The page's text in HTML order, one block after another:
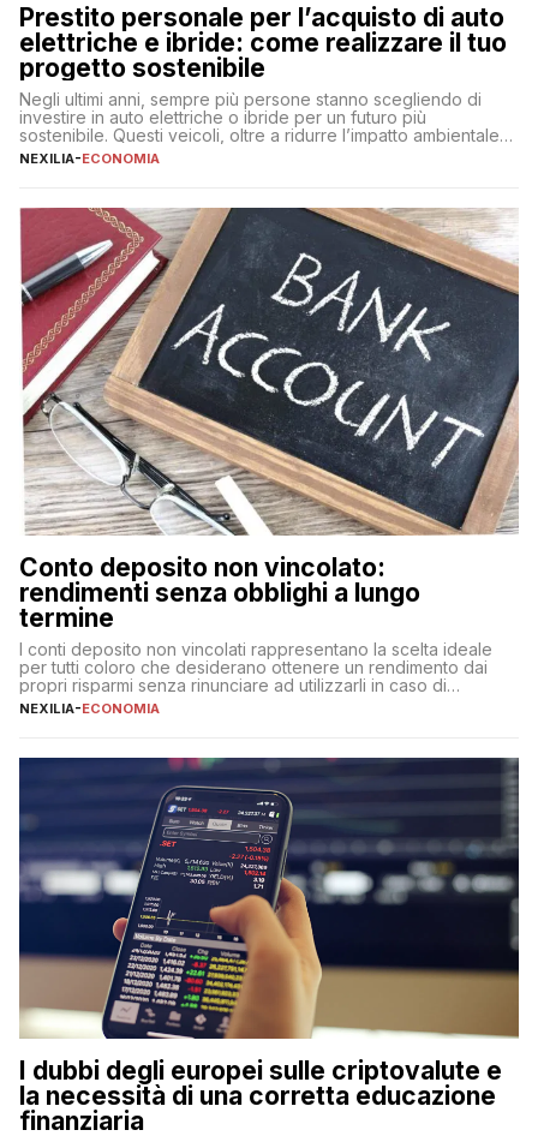
Prestito personale per l’acquisto di auto
elettriche e ibride: come realizzare il tuo
progetto sostenibile
Negli ultimi anni, sempre più persone stanno scegliendo di
investire in auto elettriche o ibride per un futuro più
sostenibile. Questi veicoli, oltre a ridurre l’impatto ambientale,
offrono vantaggi economici a lungo termine, come minori costi
fare se non […]
NEXILIA-ECONOMIA
Conto deposito non vincolato:
rendimenti senza obblighi a lungo
termine
I conti deposito non vincolati rappresentano la scelta ideale
per tutti coloro che desiderano ottenere un rendimento dai
propri risparmi senza rinunciare ad utilizzarli in caso di
necessità. A differenza delle forme vincolate tradizionali,
flessibilità e rendimento. Come funzionano […]
NEXILIA-ECONOMIA
I dubbi degli europei sulle criptovalute e
la necessità di una corretta educazione
finanziaria